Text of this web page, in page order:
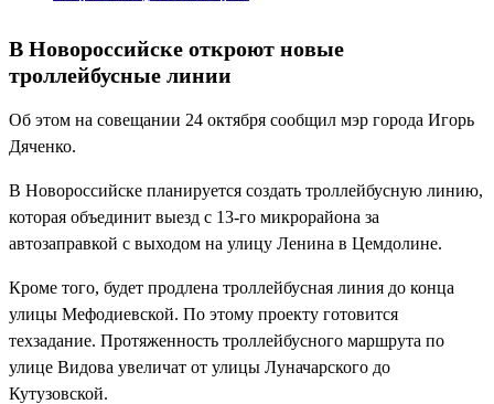
В Новороссийске откроют новые
троллейбусные линии
Об этом на совещании 24 октября сообщил мэр города Игорь
Дяченко.
В Новороссийске планируется создать троллейбусную линию,
которая объединит выезд с 13-го микрорайона за
автозаправкой с выходом на улицу Ленина в Цемдолине.
Кроме того, будет продлена троллейбусная линия до конца
улицы Мефодиевской. По этому проекту готовится
техзадание. Протяженность троллейбусного маршрута по
улице Видова увеличат от улицы Луначарского до
Кутузовской.